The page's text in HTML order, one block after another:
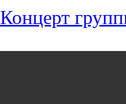
Концерт